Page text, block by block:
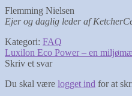
Flemming Nielsen
Ejer og daglig leder af
Kategori: FAQ
Indlægsnavigation
Forrige
indlæg:
Luxilon Eco Power – en
Skriv et svar
Du skal være logget ind for at